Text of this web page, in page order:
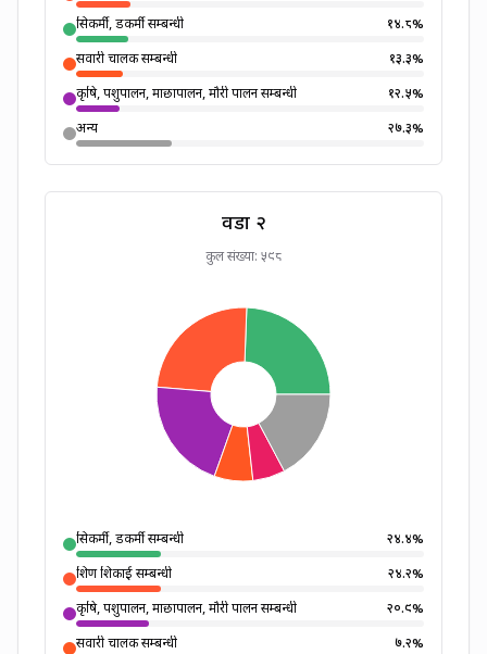
सिकर्मी, डकर्मी सम्बन्धी
१४.८%
सवारी चालक सम्बन्धी
१३.३%
कृषि, पशुपालन, माछापालन, मौरी पालन सम्बन्धी
१२.५%
अन्य
२७.३%
वडा २
कुल संख्या: ५९८
सिकर्मी, डकर्मी सम्बन्धी २४.४%
शिक्षण शिकाई सम्बन्धी
२४.२%
कृषि, पशुपालन, माछापालन, मौरी पालन सम्बन्धी
२०.९%
सवारी चालक सम्बन्धी
७.२%